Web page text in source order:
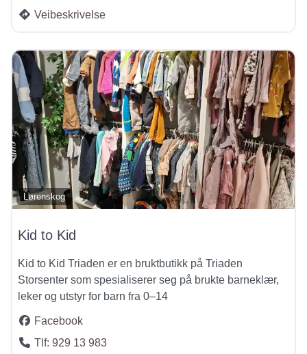
Veibeskrivelse
Lørenskog
Kid to Kid
Kid to Kid Triaden er en bruktbutikk på Triaden
Storsenter som spesialiserer seg på brukte barneklær,
leker og utstyr for barn fra 0–14
Facebook
Tlf: 929 13 983